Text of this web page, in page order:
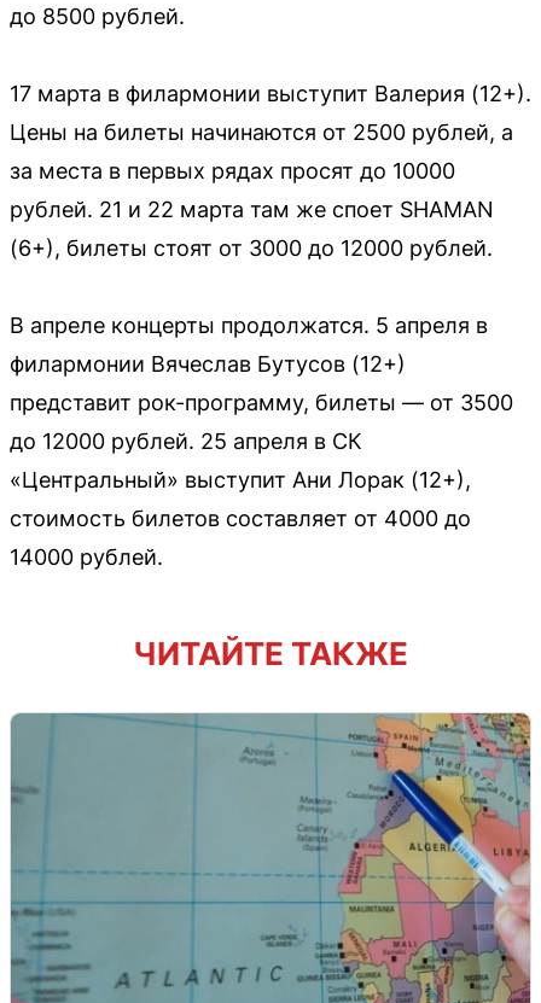
до 8500 рублей.
17 марта в филармонии выступит Валерия (12+).
Цены на билеты начинаются от 2500 рублей, а
за места в первых рядах просят до 10000
рублей. 21 и 22 марта там же споет SHAMAN
(6+), билеты стоят от 3000 до 12000 рублей.
В апреле концерты продолжатся. 5 апреля в
филармонии Вячеслав Бутусов (12+)
представит рок-программу, билеты — от 3500
до 12000 рублей. 25 апреля в СК
«Центральный» выступит Ани Лорак (12+),
стоимость билетов составляет от 4000 до
14000 рублей.
ЧИТАЙТЕ ТАКЖЕ